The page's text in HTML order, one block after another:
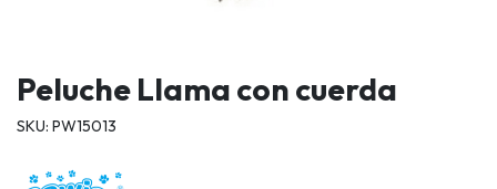
Peluche Llama con cuerda
SKU: PW15013